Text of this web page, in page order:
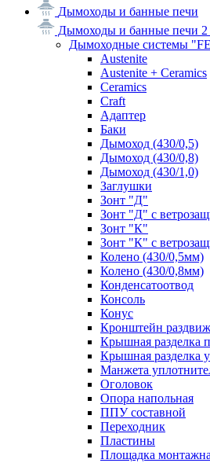
Дымоходы и банные печи
Дымоходы и банные печи
Дымоходные системы
Austenite
Austenite + Ceramics
Ceramics
Craft
Адаптер
Баки
Дымоход (430/0,5)
Дымоход (430/0,8)
Дымоход (430/1,0)
Заглушки
Зонт "Д"
Зонт "Д" с
Зонт "К"
Зонт "К" с
Колено (430/0,5мм)
Колено (430/0,8мм)
Конденсатоотвод
Консоль
Конус
Кронштейн
Крышная разделка
Крышная разделка
Манжета
Оголовок
Опора напольная
ППУ составной
Переходник
Пластины
Площадка